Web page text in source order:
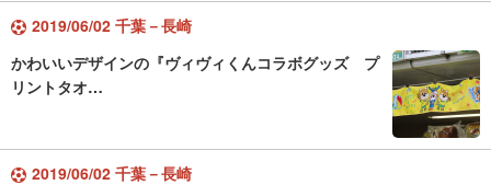
2019/06/02 千葉－長崎
かわいいデザインの『ヴィヴィくんコラボグッズ プ
リントタオ…
2019/06/02 千葉－長崎